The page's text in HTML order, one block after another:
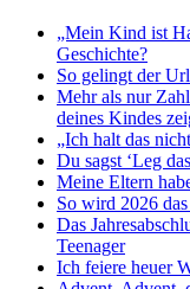
„Mein Kind ist
Geschichte?
So gelingt der
Mehr als nur
deines Kindes
„Ich halt das
Du sagst ‘Leg
Meine Eltern
So wird 2026
Das
Teenager
Ich feiere heuer